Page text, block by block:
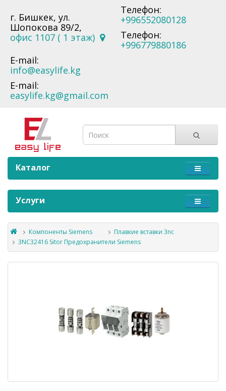
г. Бишкек, ул.
Шопокова 89/2,
офис 1107 ( 1 этаж)
Телефон:
+996552080128
Телефон:
+996779880186
E-mail:
info@easylife.kg
E-mail:
easylife.kg@gmail.com
Каталог
Услуги
Компоненты Siemens
Плавкие вставки 3nc
3NC32416 Sitor Предохранители Siemens